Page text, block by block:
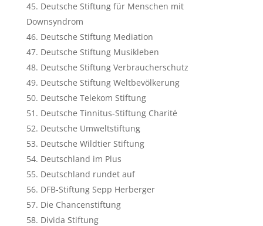
Deutsche Stiftung für Menschen mit
Downsyndrom
Deutsche Stiftung Mediation
Deutsche Stiftung Musikleben
Deutsche Stiftung Verbraucherschutz
Deutsche Stiftung Weltbevölkerung
Deutsche Telekom Stiftung
Deutsche Tinnitus-Stiftung Charité
Deutsche Umweltstiftung
Deutsche Wildtier Stiftung
Deutschland im Plus
Deutschland rundet auf
DFB-Stiftung Sepp Herberger
Die Chancenstiftung
Divida Stiftung